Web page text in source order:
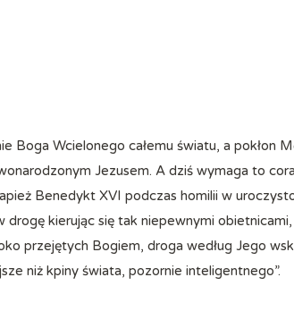
Jezusem. A dziś wymaga to
Benedykt XVI podczas homilii w
drogę kierując się tak niepewnymi
przejętych Bogiem, droga według Jego
niż kpiny świata, pozornie inteligentnego”.